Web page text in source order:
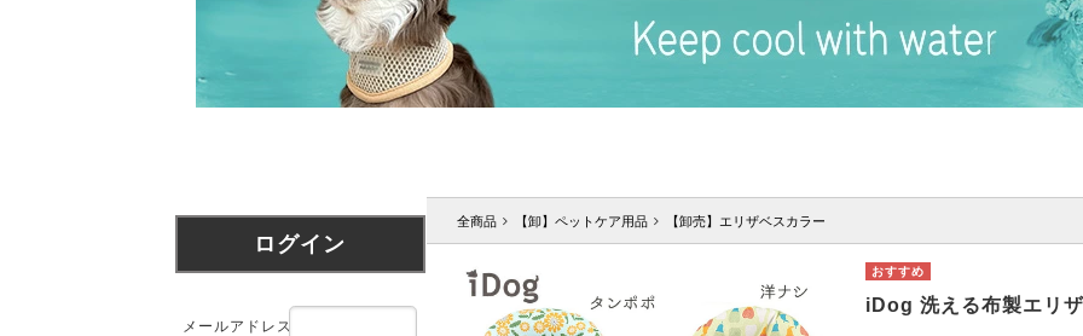
全商品 【卸】ペットケア用品 【卸売】エリザベスカラー
iDog 洗える布製エリ
ログイン
メールアドレス